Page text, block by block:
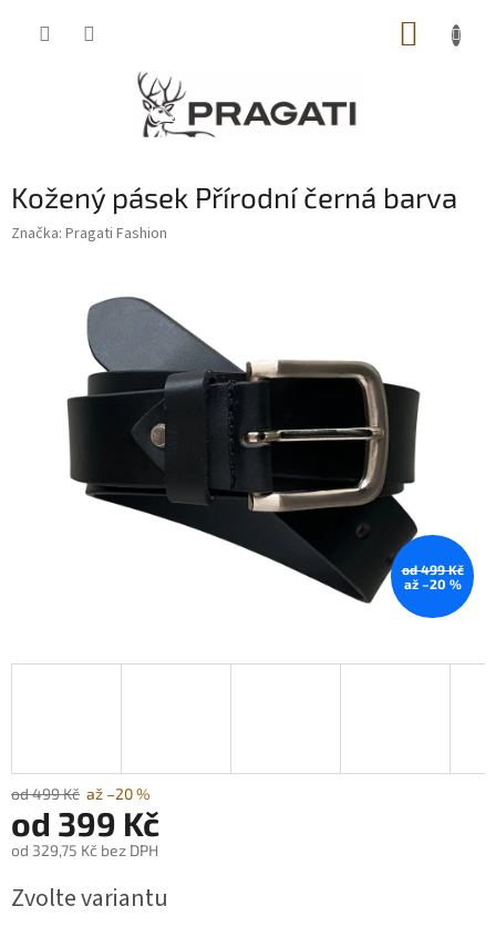
Kožený pásek Přírodní černá barva
Značka: Pragati Fashion
od 499 Kč
až –20 %
od 499 Kč až –20 %
od 399 Kč
od 329,75 Kč bez DPH
cena:
Zvolte variantu